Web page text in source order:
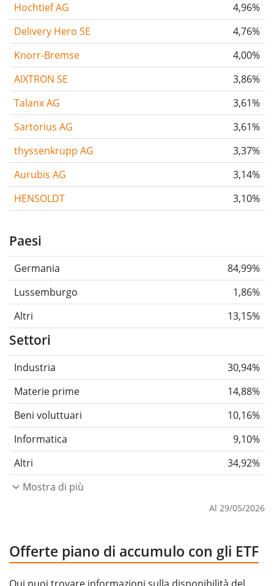
Hochtief AG
4,96%
Delivery Hero SE
4,76%
Knorr-Bremse
4,00%
AIXTRON SE
3,86%
Talanx AG
3,61%
Sartorius AG
3,61%
thyssenkrupp AG
3,37%
Aurubis AG
3,14%
HENSOLDT
3,10%
Paesi
Germania
84,99%
Lussemburgo
1,86%
Altri
13,15%
Settori
Industria
30,94%
Materie prime
14,88%
Beni voluttuari
10,16%
Informatica
9,10%
Altri
34,92%
Mostra di più
Al 29/05/2026
Offerte piano di accumulo con gli ETF